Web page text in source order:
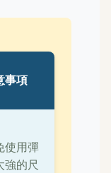
事項
使用彈
強的尺